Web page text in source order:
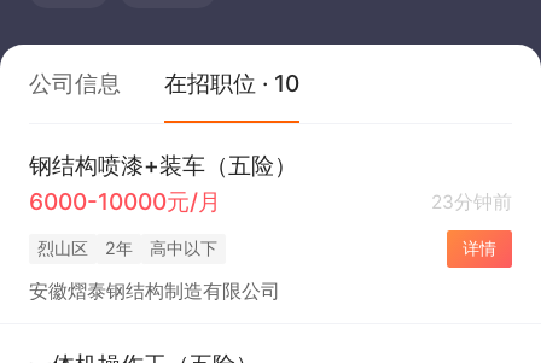
公司信息 在招职位 · 10
钢结构喷漆+装车（五险）
6000-10000元/月
23分钟前
烈山区 2年 高中以下 详情
安徽熠泰钢结构制造有限公司